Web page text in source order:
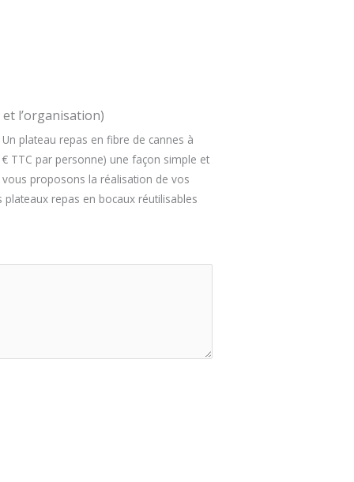
l’organisation)
plateau repas en fibre de cannes à
TTC par personne) une façon simple et
vous proposons la réalisation de vos
repas en bocaux réutilisables